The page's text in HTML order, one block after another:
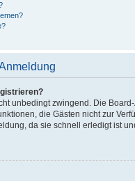
unbedingt zwingend. Die
die Gästen nicht zur
da sie schnell erledigt ist